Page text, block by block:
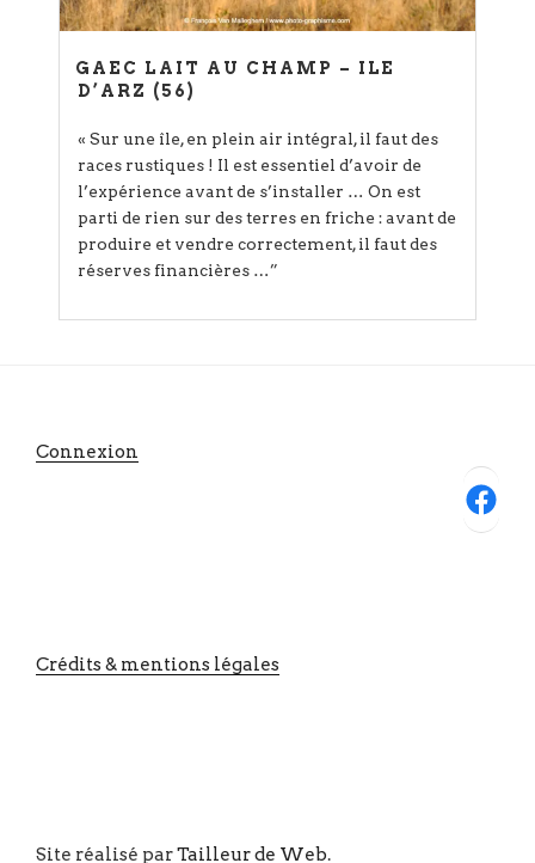
GAEC LAIT AU CHAMP – ILE
D’ARZ (56)
« Sur une île, en plein air intégral, il faut des
races rustiques ! Il est essentiel d’avoir de
l’expérience avant de s’installer … On est
parti de rien sur des terres en friche : avant de
produire et vendre correctement, il faut des
réserves financières …”
Connexion
Facebook
Crédits & mentions légales
Site réalisé parTailleur de Web.